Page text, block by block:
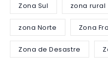
Zona Sul zona rural
zona Norte Zona
Zona de Desastre